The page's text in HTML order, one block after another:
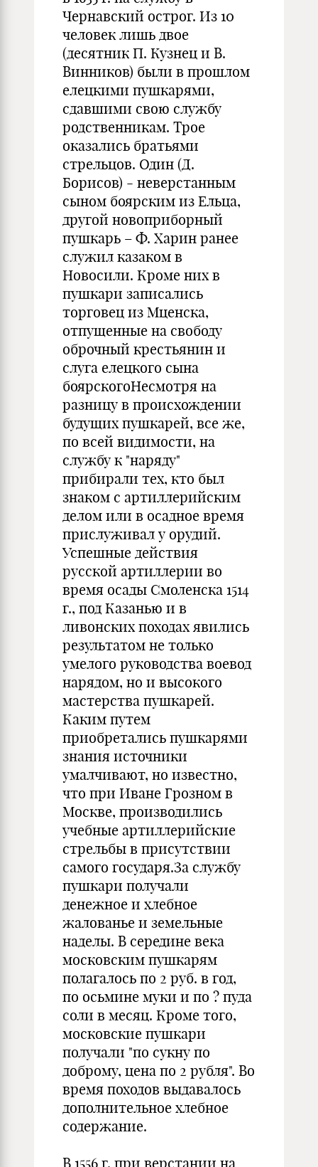
Чернавский острог. Из 10
человек лишь двое
(десятник П. Кузнец и В.
Винников) были в прошлом
елецкими пушкарями,
сдавшими свою службу
родственникам. Трое
оказались братьями
стрельцов. Один (Д.
Борисов) - неверстанным
сыном боярским из Ельца,
другой новоприборный
пушкарь – Ф. Харин ранее
служил казаком в
Новосили. Кроме них в
пушкари записались
торговец из Мценска,
отпущенные на свободу
оброчный крестьянин и
слуга елецкого сына
боярскогоНесмотря на
разницу в происхождении
будущих пушкарей, все же,
по всей видимости, на
службу к "наряду"
прибирали тех, кто был
знаком с артиллерийским
делом или в осадное время
прислуживал у орудий.
Успешные действия
русской артиллерии во
время осады Смоленска 1514
г., под Казанью и в
ливонских походах явились
результатом не только
умелого руководства воевод
нарядом, но и высокого
мастерства пушкарей.
Каким путем
приобретались пушкарями
знания источники
умалчивают, но известно,
что при Иване Грозном в
Москве, производились
учебные артиллерийские
стрельбы в присутствии
самого государя.За службу
пушкари получали
денежное и хлебное
жалованье и земельные
наделы. В середине века
московским пушкарям
полагалось по 2 руб. в год,
по осьмине муки и по ? пуда
соли в месяц. Кроме того,
московские пушкари
получали "по сукну по
доброму, цена по 2 рубля". Во
время походов выдавалось
дополнительное хлебное
содержание.
В 1556 г. при верстании на